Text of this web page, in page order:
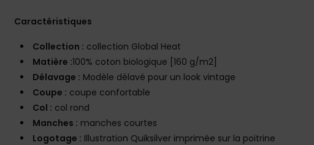
Caractéristiques
Collection : collection Global Heat
Matière :100% coton biologique [160 g/m2]
Délavage : Modèle délavé pour un look vintage
Coupe : coupe confortable
Col : col rond
Manches : manches courtes
Logotage : Illustration Quiksilver imprimée sur la poitrine